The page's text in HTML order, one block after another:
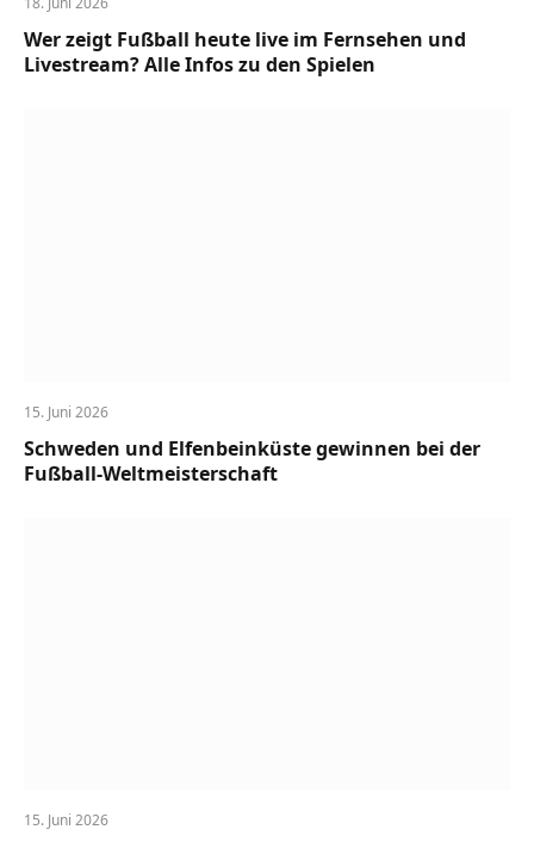
Wer zeigt Fußball heute live im Fernsehen und
Livestream? Alle Infos zu den Spielen
15. Juni 2026
Schweden und Elfenbeinküste gewinnen bei der
Fußball-Weltmeisterschaft
15. Juni 2026